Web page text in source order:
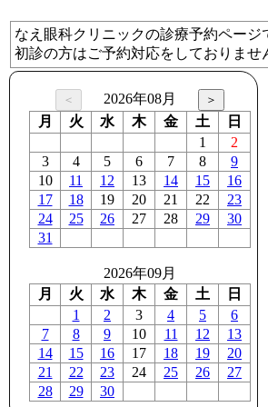
なえ眼科クリニックの診療予約ページ
初診の方はご予約対応をしておりませ
2026年08月
月
火 水 木 金 土
日
1
2
3
4 5 6 7 8
9
10
11 12 13 14 15
16
17
18 19 20 21 22
23
24
25 26 27 28 29
30
31
2026年09月
月
火 水 木 金 土
日
1
2 3 4 5
6
7
8 9 10 11 12
13
14
15 16 17 18 19
20
21
22 23 24 25 26
27
28
29 30